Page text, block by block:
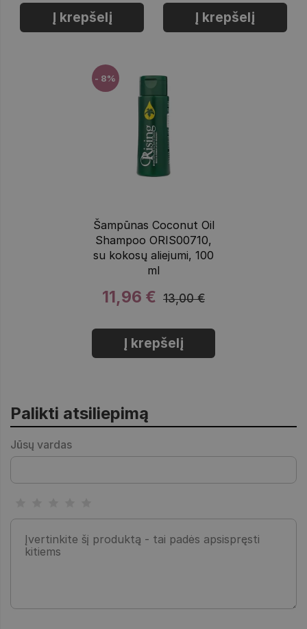
Į krepšelį Į krepšelį
Šampūnas Coconut Oil
Shampoo ORIS00710,
su kokosų aliejumi, 100
ml
11,96 € 13,00 €
Į krepšelį
- 8%
Palikti atsiliepimą
Jūsų vardas